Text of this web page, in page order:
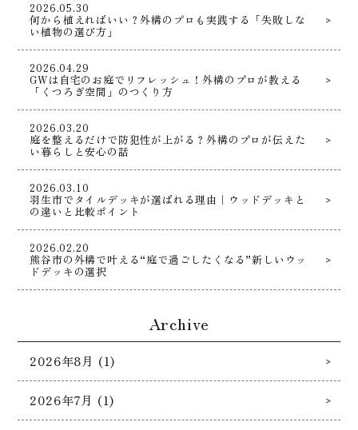
2026.05.30
何から植えればいい？外構のプロも実践する「失敗しな
い植物の選び方」
2026.04.29
GWは自宅のお庭でリフレッシュ！外構のプロが教える
「くつろぎ空間」のつくり方
2026.03.20
庭を整えるだけで防犯性が上がる？外構のプロが伝えた
い暮らしと安心の話
2026.03.10
羽生市でタイルデッキが選ばれる理由｜ウッドデッキと
の違いと比較ポイント
2026.02.20
熊谷市の外構で叶える“庭で過ごしたくなる”新しいウッ
ドデッキの選択
Archive
2026年8月 (1)
2026年7月 (1)